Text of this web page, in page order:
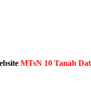
MTsN 10 Tanah Datar,